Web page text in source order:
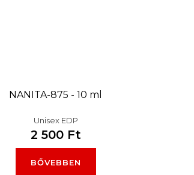
NANITA-875 - 10 ml
Unisex EDP
2 500 Ft
BŐVEBBEN